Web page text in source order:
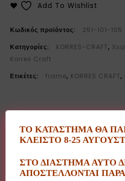
Add To Wishlist
Κωδικός προϊόντος:
251-101-105
Κατηγορίες:
KORRES-CRAFT,
Korres Craft
Ετικέτες:
frame, KORRES CRAFT,
Ξύλινα προϊόντα τεχνητής
ΤΟ ΚΑΤΑΣΤΗΜΑ ΘΑ
ΚΛΕΙΣΤΟ 8-25
ΣΤΟ ΔΙΑΣΤΗΜΑ ΑΥΤΟ
ΑΠΟΣΤΕΛΛΟΝΤΑΙ